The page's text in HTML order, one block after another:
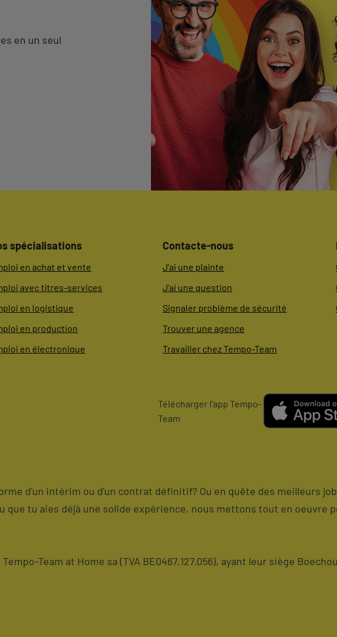
en un seul
spécialisations
en achat et vente
avec titres-services
en logistique
en production
en électronique
Contacte-nous
J'ai une plainte
J'ai une question
Signaler problème de sécurité
Trouver une agence
Travailler chez Tempo-Team
Télécharger l'app Tempo-
Team
d'un intérim ou d'un contrat définitif? Ou en quête des meilleurs
que tu aies déjà une solide expérience, nous mettons tout en oeuvre
Team at Home sa (TVA BE0467.127.056), ayant leur siège